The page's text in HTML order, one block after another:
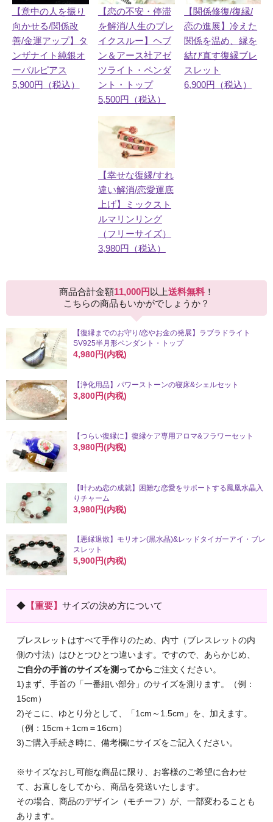
【意中の人を振り
向かせる/関係改
善/金運アップ】タ
ンザナイト純銀オ
ーバルピアス
5,900円（税込）
【恋の不安・停滞
を解消/人生のブレ
イクスルー】ヘブ
ン＆アース社アゼ
ツライト・ペンダ
ント・トップ
5,500円（税込）
【関係修復/復縁/
恋の進展】冷えた
関係を温め、縁を
結び直す復縁ブレ
スレット
6,900円（税込）
【幸せな復縁/すれ
違い解消/恋愛運底
上げ】ミックスト
ルマリンリング
（フリーサイズ）
3,980円（税込）
商品合計金額11,000円 以上送料無料 ！
こちらの商品もいかがでしょうか？
【復縁までのお守り/恋やお金の発展】ラブラドライト
SV925半月形ペンダント・トップ
4,980円(内税)
【浄化用品】パワーストーンの寝床&シェルセット
3,800円(内税)
【つらい復縁に】復縁ケア専用アロマ&フラワーセット
3,980円(内税)
【叶わぬ恋の成就】困難な恋愛をサポートする鳳凰水晶入
りチャーム
3,980円(内税)
【悪縁退散】モリオン(黒水晶)&レッドタイガーアイ・ブレ
スレット
5,900円(内税)
◆ 【重要】サイズの決め方について
ブレスレットはすべて手作りのため、内寸（ブレスレットの内
側の寸法）はひとつひとつ違います。ですので、あらかじめ、
ご自分の手首のサイズを測ってからご注文ください。
1)まず、手首の「一番細い部分」のサイズを測ります。（例：
15cm）
2)そこに、ゆとり分として、「1cm～1.5cm」を、加えます。
（例：15cm＋1cm＝16cm）
3)ご購入手続き時に、備考欄にサイズをご記入ください。
※サイズなおし可能な商品に限り、お客様のご希望に合わせ
て、お直しをしてから、商品を発送いたします。
その場合、商品のデザイン（モチーフ）が、一部変わることも
あります。